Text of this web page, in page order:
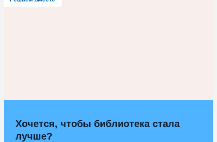
Хочется, чтобы библиотека стала
лучше?